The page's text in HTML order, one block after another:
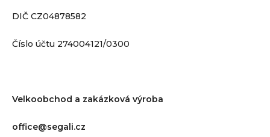
DIČ CZ04878582
Číslo účtu 274004121/0300
Velkoobchod a zakázková výroba
office@segali.cz